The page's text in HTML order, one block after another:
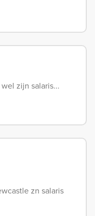
zijn salaris...
zn salaris